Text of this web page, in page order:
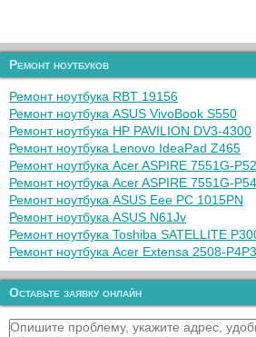
Ремонт ноутбуков
Ремонт ноутбука RBT 19156
Ремонт ноутбука ASUS VivoBook S550
Ремонт ноутбука HP PAVILION DV3-4300
Ремонт ноутбука Lenovo IdeaPad Z465
Ремонт ноутбука Acer ASPIRE 7551G-
Ремонт ноутбука Acer ASPIRE 7551G-
Ремонт ноутбука ASUS Eee PC 1015PN
Ремонт ноутбука ASUS N61Jv
Ремонт ноутбука Toshiba SATELLITE
Ремонт ноутбука Acer Extensa 2508-P4P3
Оставьте заявку онлайн